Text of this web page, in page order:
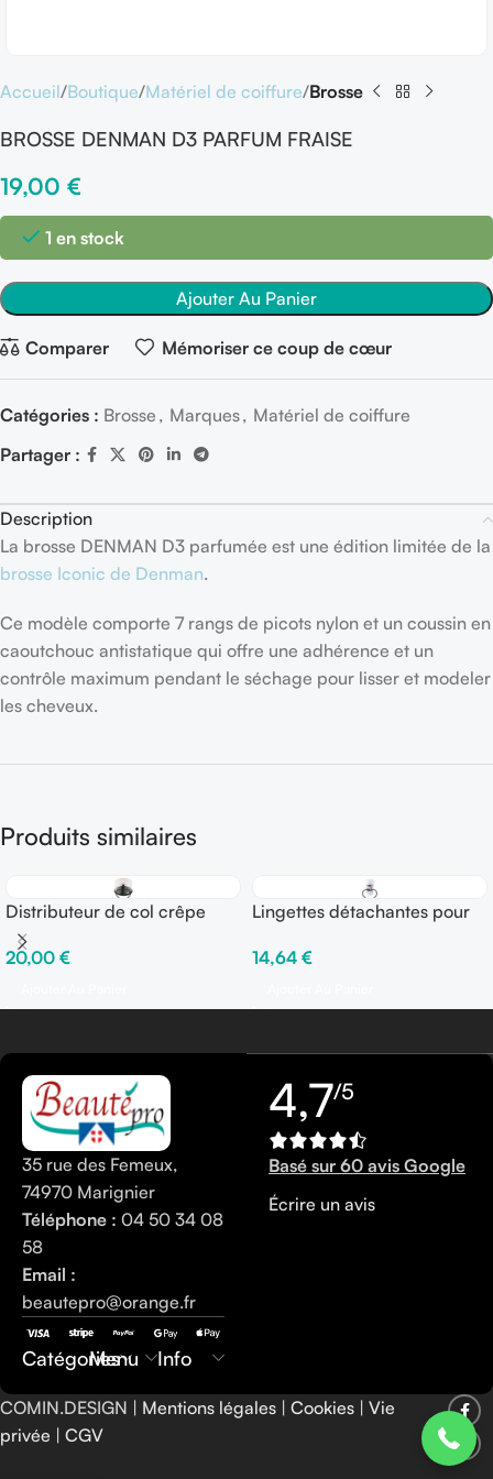
Accueil Boutique Matériel de coiffure Brosse
BROSSE DENMAN D3 PARFUM FRAISE
19,00 €
1 en stock
Ajouter Au Panier
Comparer Mémoriser ce coup de cœur
Catégories : Brosse , Marques, Matériel de coiffure
Partager :
Description
La brosse DENMAN D3 parfumée est une édition limitée de la
brosse Iconic de Denman.
Ce modèle comporte 7 rangs de picots nylon et un coussin en
caoutchouc antistatique qui offre une adhérence et un
contrôle maximum pendant le séchage pour lisser et modeler
les cheveux.
Produits similaires
Distributeur de col crêpe
transparent
20,00 €
Lingettes détachantes pour
100 pièces
14,64 €
35 rue des Femeux,
74970 Marignier
Téléphone : 04 50 34 08
58
Email :
beautepro@orange.fr
Catégories
Menu Info
4,7/5
Basé sur 60 avis Google
Écrire un avis
COMIN.DESIGN | Mentions légales | Cookies | Vie
privée | CGV